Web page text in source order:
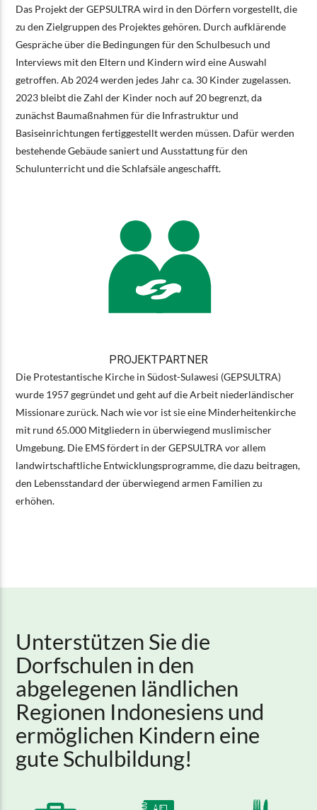
Das Projekt der GEPSULTRA wird in den Dörfern vorgestellt, die
zu den Zielgruppen des Projektes gehören. Durch aufklärende
Gespräche über die Bedingungen für den Schulbesuch und
Interviews mit den Eltern und Kindern wird eine Auswahl
getroffen. Ab 2024 werden jedes Jahr ca. 30 Kinder zugelassen.
2023 bleibt die Zahl der Kinder noch auf 20 begrenzt, da
zunächst Baumaßnahmen für die Infrastruktur und
Basiseinrichtungen fertiggestellt werden müssen. Dafür werden
bestehende Gebäude saniert und Ausstattung für den
Schulunterricht und die Schlafsäle angeschafft.
PROJEKTPARTNER
Die Protestantische Kirche in Südost-Sulawesi (GEPSULTRA)
wurde 1957 gegründet und geht auf die Arbeit niederländischer
Missionare zurück. Nach wie vor ist sie eine Minderheitenkirche
mit rund 65.000 Mitgliedern in überwiegend muslimischer
Umgebung. Die EMS fördert in der GEPSULTRA vor allem
landwirtschaftliche Entwicklungsprogramme, die dazu beitragen,
den Lebensstandard der überwiegend armen Familien zu
erhöhen.
Unterstützen Sie die
Dorfschulen in den
abgelegenen ländlichen
Regionen Indonesiens und
ermöglichen Kindern eine
gute Schulbildung!